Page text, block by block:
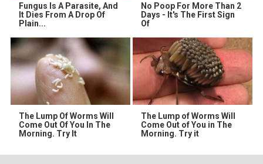
Fungus Is A Parasite, And
It Dies From A Drop Of
Plain...
No Poop For More Than 2
Days - It's The First Sign
Of
The Lump Of Worms Will
Come Out Of You In The
Morning. Try It
The Lump of Worms Will
Come Out of You in The
Morning. Try it